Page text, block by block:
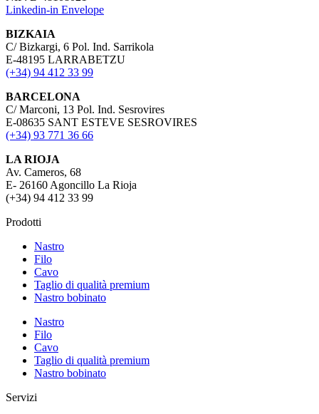
Linkedin-in Envelope
BIZKAIA
C/ Bizkargi, 6 Pol. Ind. Sarrikola
E-48195 LARRABETZU
(+34) 94 412 33 99
BARCELONA
C/ Marconi, 13 Pol. Ind. Sesrovires
E-08635 SANT ESTEVE SESROVIRES
(+34) 93 771 36 66
LA RIOJA
Av. Cameros, 68
E- 26160 Agoncillo La Rioja
(+34) 94 412 33 99
Prodotti
Nastro
Filo
Cavo
Taglio di qualità premium
Nastro bobinato
Nastro
Filo
Cavo
Taglio di qualità premium
Nastro bobinato
Servizi